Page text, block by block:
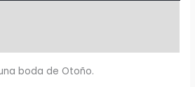
boda de Otoño.